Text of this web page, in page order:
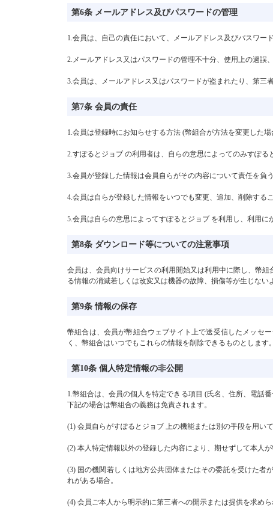
第6条 メールアドレス及びパスワードの管理
1.会員は、自己の責任において、メールアドレス及びパスワー
2.メールアドレス又はパスワードの管理不十分、使用上の過誤
3.会員は、メールアドレス又はパスワードが盗まれたり、第三
第7条 会員の責任
1.会員は登録時にお知らせする方法 (幣組合が方法を変更した
2.すぽるとジョブ の利用者は、自らの意思によってのみすぽる
3.会員が登録した情報は会員自らがその内容について責任を負
4.会員は自らが登録した情報をいつでも変更、追加、削除する
5.会員は自らの意思によってすぽるとジョブ を利用し、利用に
第8条 ダウンロード等についての注意事項
会員は、会員向けサービスの利用開始又は利用中に際し、幣
る情報の消滅若しくは改変又は機器の故障、損傷等が生じな
第9条 情報の保存
幣組合は、会員が幣組合ウェブサイト上で送受信したメッセ
く、幣組合はいつでもこれらの情報を削除できるものとしま
第10条 個人特定情報の非公開
1.幣組合は、会員の個人を特定できる項目 (氏名、住所、電話
下記の場合は幣組合の義務は免責されます。
(1) 会員自らがすぽるとジョブ 上の機能または別の手段を用い
(2) 本人特定情報以外の登録した内容により、期せずして本人が
(3) 国の機関若しくは地方公共団体またはその委託を受けた者
れがある場合。
(4) 会員ご本人から明示的に第三者への開示または提供を求めら